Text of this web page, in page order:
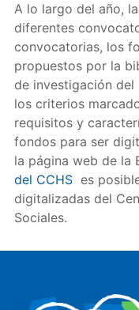
A lo largo del año,
diferentes
convocatorias, los
propuestos por la
de investigación del
los criterios
requisitos y
fondos para ser
la página web de la
del CCHSes
digitalizadas del
Sociales.